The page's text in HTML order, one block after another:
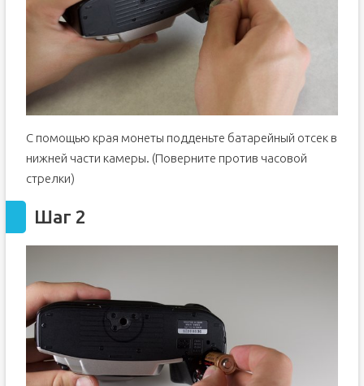
С помощью края монеты подденьте батарейный отсек в
нижней части камеры. (Поверните против часовой
стрелки)
Шаг 2